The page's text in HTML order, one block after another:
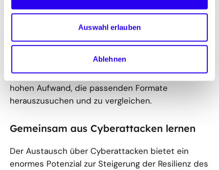
Auswahl erlauben
Ablehnen
Informationstechnik (BSI) offenlässt, wie diese
Nachweise konkret aussehen können, gibt es
etablierten internationalen Standards (ISO/IEC)
richten. Die bestehende Komplexität bei
Zertifikaten und Nachweisverfahren führt zu einem
hohen Aufwand, die passenden Formate
herauszusuchen und zu vergleichen.
Gemeinsam aus Cyberattacken lernen
Der Austausch über Cyberattacken bietet ein
enormes Potenzial zur Steigerung der Resilienz des